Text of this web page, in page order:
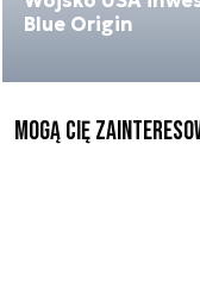
Blue Origin
Mogą Cię